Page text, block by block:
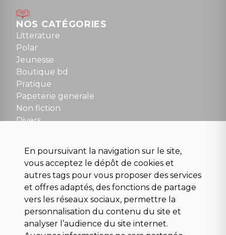
Mardi au samedi : 10h à 13h / 14h à 19h
Dimanche : 10h30 à 12h30
Tel : 01 48 89 13 88
Fermé le dimanche en Juillet et Août
NOUS CONTACTER
contact@la-griffe-noire.com
NOS CATÉGORIES
Litterature
Polar
Jeunesse
Boutique bd
Pratique
Papeterie generale
Non fiction
Divers
Para scolaire
Histoire
Pochoteque
Pleiade
En poursuivant la navigation sur le site,
vous acceptez le dépôt de cookies et
autres tags pour vous proposer des services
et offres adaptés, des fonctions de partage
vers les réseaux sociaux, permettre la
personnalisation du contenu du site et
analyser l’audience du site internet.